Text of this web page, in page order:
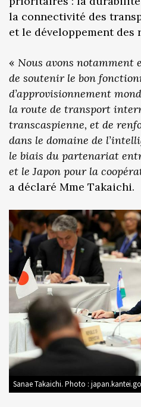
la connectivité des
et le développement des
« Nous avons
de soutenir le bon
d’approvisionnement
la route de transport
transcaspienne, et de
dans le domaine de
le biais du partenariat
et le Japon pour la
a déclaré Mme Takaichi.
Sanae Takaichi. Photo :